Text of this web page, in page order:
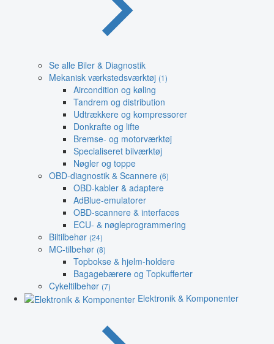
Se alle Biler & Diagnostik
Mekanisk værkstedsværktøj (1)
Aircondition og køling
Tandrem og distribution
Udtrækkere og kompressorer
Donkrafte og lifte
Bremse- og motorværktøj
Specialiseret bilværktøj
Nøgler og toppe
OBD-diagnostik & Scannere (6)
OBD-kabler & adaptere
AdBlue-emulatorer
OBD-scannere & interfaces
ECU- & nøgleprogrammering
Biltilbehør (24)
MC-tilbehør (8)
Topbokse & hjelm-holdere
Bagagebærere og Topkufferter
Cykeltilbehør (7)
Elektronik & Komponenter